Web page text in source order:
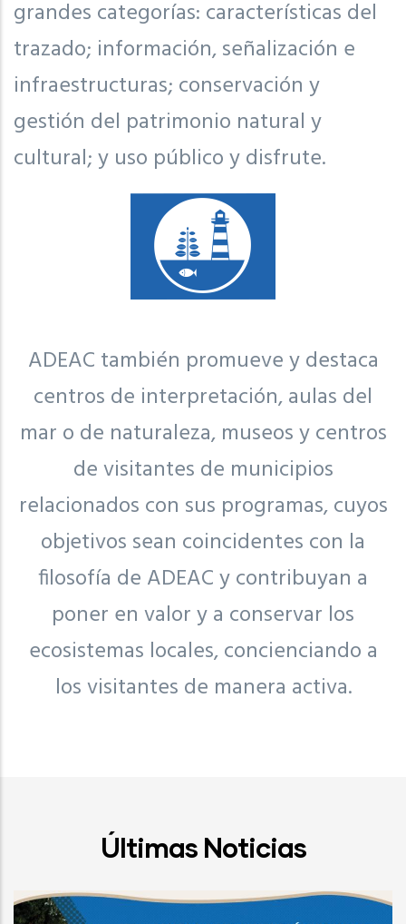
grandes categorías: características del
trazado; información, señalización e
infraestructuras; conservación y
gestión del patrimonio natural y
cultural; y uso público y disfrute.
ADEAC también promueve y destaca
centros de interpretación, aulas del
mar o de naturaleza, museos y centros
de visitantes de municipios
relacionados con sus programas, cuyos
objetivos sean coincidentes con la
filosofía de ADEAC y contribuyan a
poner en valor y a conservar los
ecosistemas locales, concienciando a
los visitantes de manera activa.
Últimas Noticias